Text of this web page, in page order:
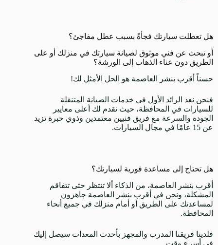
هل تعطلت سيارتك فجأةً بسبب عطل مفاجئ؟
أو تبحث عن فني موثوق لصيانة سيارتك في منزلك أو على
الطريق دون عناء الذهاب إلى الورشة؟
حسناً أقرب بنشر العاصمة هو الحل الأمثل لك!
فنحن نعد الرائد الأول في خدمات الصيانة المتنقلة
للسيارات في المحافظة، حيث نقدم لك أعلى معايير
الجودة والسرعة مع فريق فنيين معتمدين وذوي خبرة تزيد
عن 15 عامًا في مجال السيارات.
هل تحتاج إلى مساعدة فورية لسيارتك؟
أقرب بنشر العاصمة، من الذكاء ألا تنتظر حتى تتفاقم
المشكلة، ونحن في أقرب بنشر العاصمة جاهزون
لمساعدتك على الطريق أو أمام منزلك في جميع أنحاء
المحافظة.
فلدينا فريقنا المدرب والمجهز بأحدث المعدات سيصل إليك
في أسرع وقت.